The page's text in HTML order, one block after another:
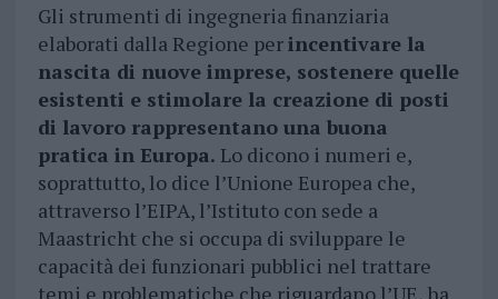
Gli strumenti di ingegneria finanziaria
elaborati dalla Regione perincentivare la
nascita di nuove imprese, sostenere quelle
esistenti e stimolare la creazione di posti
di lavoro rappresentano una buona
pratica in Europa. Lo dicono i numeri e,
soprattutto, lo dice l’Unione Europea che,
attraverso l’EIPA, l’Istituto con sede a
Maastricht che si occupa di sviluppare le
capacità dei funzionari pubblici nel trattare
temi e problematiche che riguardano l’UE, ha